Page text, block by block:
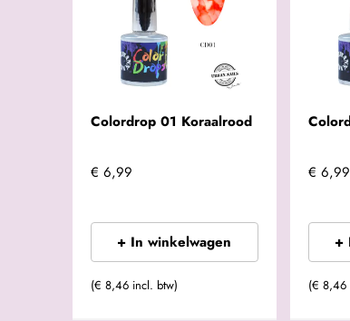
Colordrop 01 Koraalrood
€ 6,99
+ In winkelwagen
(€ 8,46 incl. btw)
€ 6,99
+
(€ 8,46